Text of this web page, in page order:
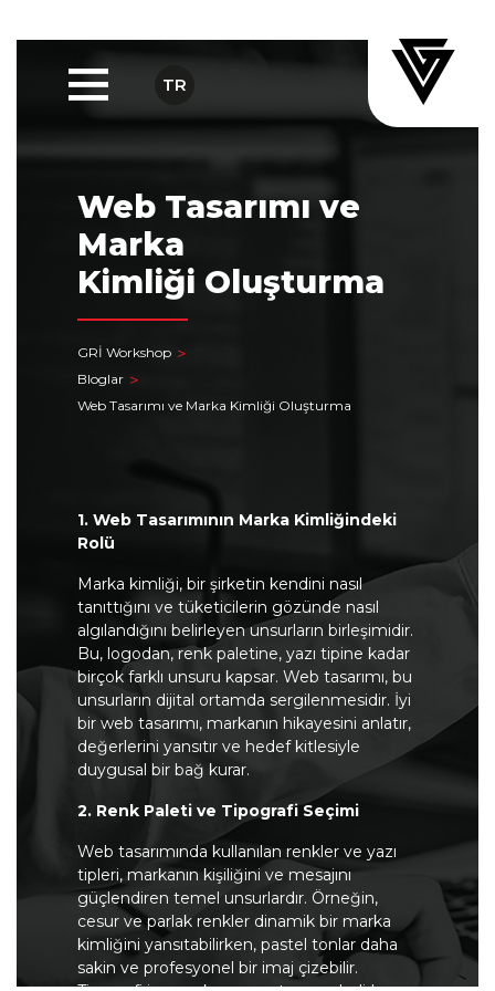
TR
Web Tasarımı ve
Marka
Kimliği Oluşturma
GRİ Workshop
Bloglar
Web Tasarımı ve Marka Kimliği Oluşturma
1. Web Tasarımının Marka Kimliğindeki
Rolü
Marka kimliği, bir şirketin kendini nasıl
tanıttığını ve tüketicilerin gözünde nasıl
algılandığını belirleyen unsurların birleşimidir.
Bu, logodan, renk paletine, yazı tipine kadar
birçok farklı unsuru kapsar. Web tasarımı, bu
unsurların dijital ortamda sergilenmesidir. İyi
bir web tasarımı, markanın hikayesini anlatır,
değerlerini yansıtır ve hedef kitlesiyle
duygusal bir bağ kurar.
2. Renk Paleti ve Tipografi Seçimi
Web tasarımında kullanılan renkler ve yazı
tipleri, markanın kişiliğini ve mesajını
güçlendiren temel unsurlardır. Örneğin,
cesur ve parlak renkler dinamik bir marka
kimliğini yansıtabilirken, pastel tonlar daha
sakin ve profesyonel bir imaj çizebilir.